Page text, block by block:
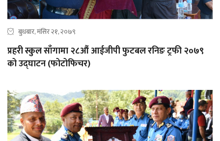
बुधबार, मंसिर २१, २०७९
प्रहरी स्कुल साँगामा २८औं आईजीपी फुटबल रनिङ ट्रफी २०७९
को उद्‍घाटन (फोटोफिचर)